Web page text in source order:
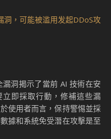
可能導致數據洩露或系統崩
洞，向系統注入惡意代碼，
不僅威脅到企業的數據安
洞，可能被滥用发起DDoS攻